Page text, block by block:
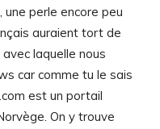
perle encore peu
auraient tort de
avec laquelle nous
car comme tu le sais
est un portail
On y trouve